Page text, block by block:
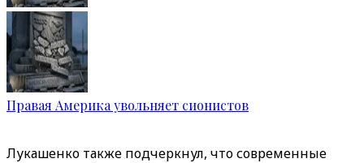
Правая Америка увольняет сионистов
Лукашенко также подчеркнул, что современные